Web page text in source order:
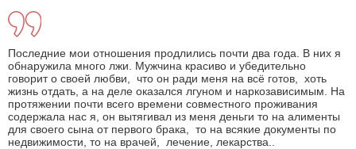
Последние мои отношения продлились почти два года. В них я
обнаружила много лжи. Мужчина красиво и убедительно
говорит о своей любви, что он ради меня на всё готов, хоть
жизнь отдать, а на деле оказался лгуном и наркозависимым. На
протяжении почти всего времени совместного проживания
содержала нас я, он вытягивал из меня деньги то на алименты
для своего сына от первого брака, то на всякие документы по
недвижимости, то на врачей, лечение, лекарства..